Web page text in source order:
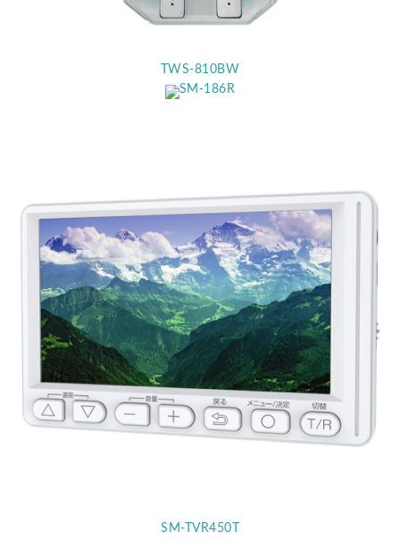
TWS-810BW
SM-186R
SM-TVR450T